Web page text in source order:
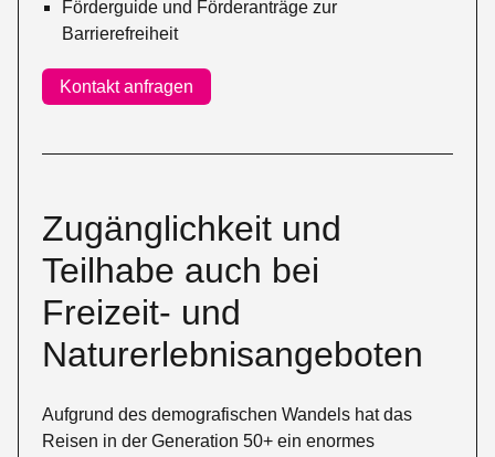
Förderguide und Förderanträge zur
Barrierefreiheit
Kontakt anfragen
Zugänglichkeit und
Teilhabe auch bei
Freizeit- und
Naturerlebnis­angeboten
Aufgrund des demografischen Wandels hat das
Reisen in der Generation 50+ ein enormes